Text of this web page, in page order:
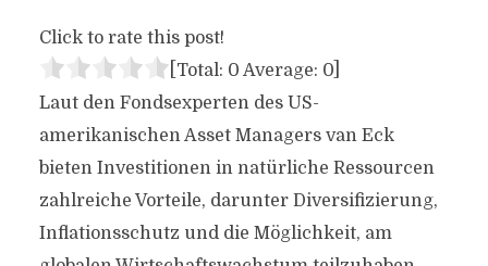
Click to rate this post!
[Total: 0 Average: 0]
Laut den Fondsexperten des US-
amerikanischen Asset Managers van Eck
bieten Investitionen in natürliche Ressourcen
zahlreiche Vorteile, darunter Diversifizierung,
Inflationsschutz und die Möglichkeit, am